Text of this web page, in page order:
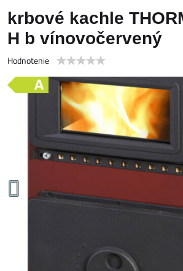
krbové kachle
H b vínovočervený
Hodnotenie